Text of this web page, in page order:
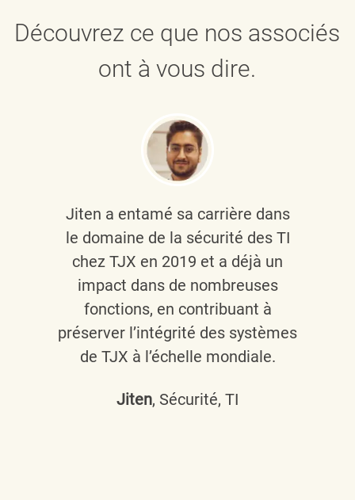
Découvrez ce que nos associés
ont à vous dire.
Jiten a entamé sa carrière dans
le domaine de la sécurité des TI
chez TJX en 2019 et a déjà un
impact dans de nombreuses
fonctions, en contribuant à
préserver l’intégrité des systèmes
de TJX à l’échelle mondiale.
Jiten, Sécurité, TI